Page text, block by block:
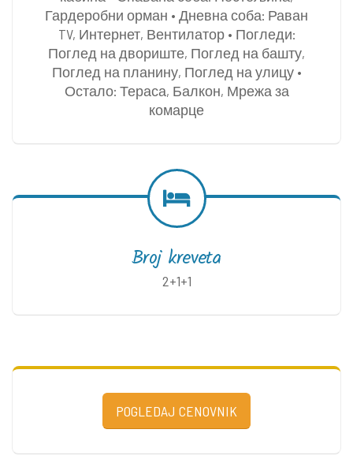
Гардеробни орман • Дневна соба: Раван
TV, Интернет, Вентилатор • Погледи:
Поглед на двориште, Поглед на башту,
Поглед на планину, Поглед на улицу •
Остало: Тераса, Балкон, Мрежа за
комарце
Broj kreveta
2+1+1
POGLEDAJ CENOVNIK